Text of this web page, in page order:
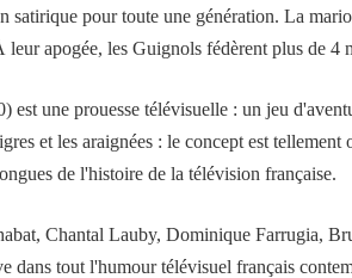
satirique pour toute une génération. La
apogée, les Guignols fédèrent plus de 4
est une prouesse télévisuelle : un jeu
et les araignées : le concept est
de l'histoire de la télévision française.
Chantal Lauby, Dominique Farrugia,
dans tout l'humour télévisuel français